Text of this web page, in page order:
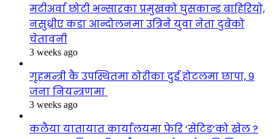
मटीअर्वा छोटी भन्सारका प्रमुखको घुसकान्ड बाहिरियो,
नसुध्रीए कडा आन्दोलनमा उत्रिने युवा नेता दुबेको
चेतावनी
3 weeks ago
गृहमन्त्री कै उपस्थितमा ठोरीका दुई होटलमा छापा, ९
जना नियन्त्रणमा
3 weeks ago
कलैया यातायात कार्यालयमा फेरि ‘सेटिङ’को खेल ?